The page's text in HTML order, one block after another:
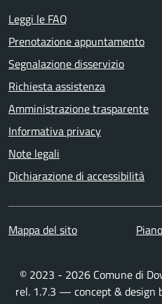
Leggi le FAQ
Prenotazione appuntamento
Segnalazione disservizio
Richiesta assistenza
Amministrazione trasparente
Informativa privacy
Note legali
Dichiarazione di accessibilità
Mappa del sito
© 2023 - 2026 Comune di
rel. 1.7.3 — concept & design